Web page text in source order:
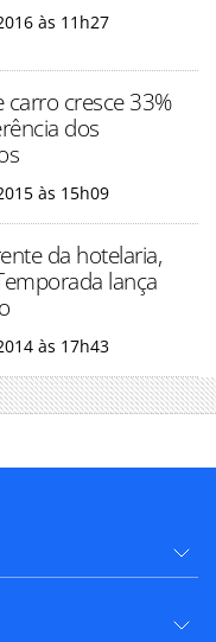
às 11h27
carro cresce 33%
dos
às 15h09
da hotelaria,
lança
às 17h43